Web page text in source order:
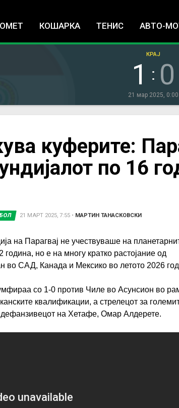
КОШАРКА ТЕНИС АВТО-
1 : 0
КРАЈ
21 мар 2025, 0:00
куферите:
по 16
21 МАРТ 2025, 7:55 • МАРТИН ТАНАСКОВСКИ
на Парагвај не учествуваше на
но е на многу кратко растојание од
во САД, Канада и Мексико во летото 2026
со 1-0 против Чиле во Асунсион во
квалификации, а стрелецот за
на Хетафе, Омар Алдерете.